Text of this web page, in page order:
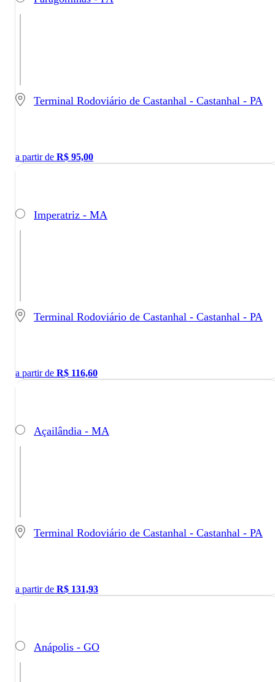
Terminal Rodoviário de Castanhal - Castanhal - PA
a partir de R$ 95,00
Imperatriz - MA
Terminal Rodoviário de Castanhal - Castanhal - PA
a partir de R$ 116,60
Açailândia - MA
Terminal Rodoviário de Castanhal - Castanhal - PA
a partir de R$ 131,93
Anápolis - GO